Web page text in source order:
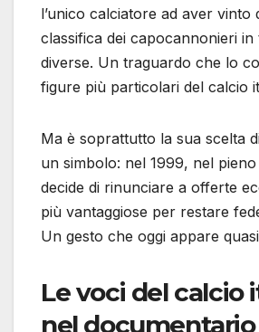
l’unico calciatore ad aver
classifica dei capocannonieri in
diverse. Un traguardo che lo
figure più particolari del calcio
Ma è soprattutto la sua scelta
un simbolo: nel 1999, nel
decide di rinunciare a offerte
più vantaggiose per restare
Un gesto che oggi appare
Le voci del calcio
nel documentario